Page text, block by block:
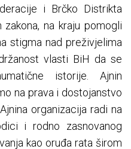
i Brčko Distrikta
na kraju pomogli
stigma nad preživjelima
vlasti BiH da se
istorije. Ajnin
na prava i dostojanstvo
organizacija radi na
i rodno zasnovanog
kao oruđa rata širom